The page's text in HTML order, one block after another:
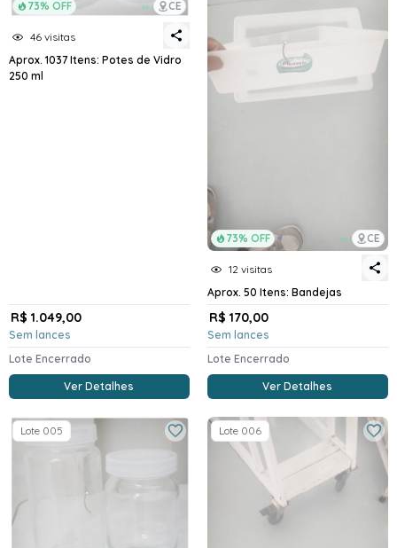
73% OFF CE
46 visitas
Aprox. 1037 Itens: Potes de Vidro
250 ml
R$ 1.049,00
Sem lances
Lote Encerrado
Ver Detalhes
73% OFF CE
12 visitas
Aprox. 50 Itens: Bandejas
R$ 170,00
Sem lances
Lote Encerrado
Ver Detalhes
Lote 005 Lote 006